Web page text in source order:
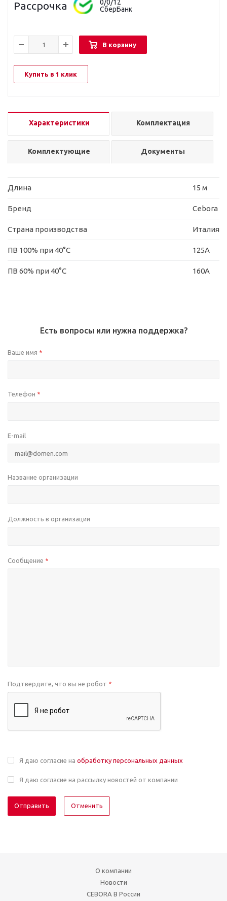
Рассрочка
0/0/12
СберБанк
В корзину
Купить в 1 клик
Характеристики Комплектация
Комплектующие Документы
Длина 15 м
Бренд Cebora
Страна производства Италия
ПВ 100% при 40°C 125А
ПВ 60% при 40°C 160А
Есть вопросы или нужна поддержка?
Ваше имя *
Телефон *
E-mail
Название организации
Должность в организации
Сообщение *
Подтвердите, что вы не робот *
Я даю согласие на обработку персональных данных
Я даю согласие на рассылку новостей от компании
Отменить
О компании
Новости
CEBORA В России